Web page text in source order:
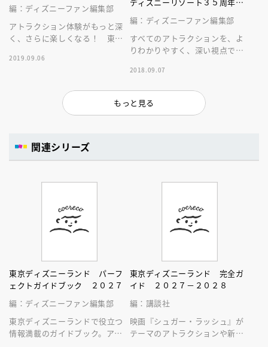
編：ディズニーファン編集部
アトラクション体験がもっと深
く、さらに楽しくなる！ 東京
ションの魅力を味わうためのガ
2019.09.06
ペシャル
編：ディズニーファン編集部
すべてのアトラクションを、よ
りわかりやすく、深い視点で紹
３５周年の情報も満載のスペシ
2018.09.07
もっと見る
関連シリーズ
東京ディズニーランド パーフ
ェクトガイドブック ２０２７
編：ディズニーファン編集部
東京ディズニーランドで役立つ
情報満載のガイドブック。アト
東京ディズニーランド 完全ガ
イド ２０２７－２０２８
編：講談社
映画『シュガー・ラッシュ』が
テーマのアトラクションや新生